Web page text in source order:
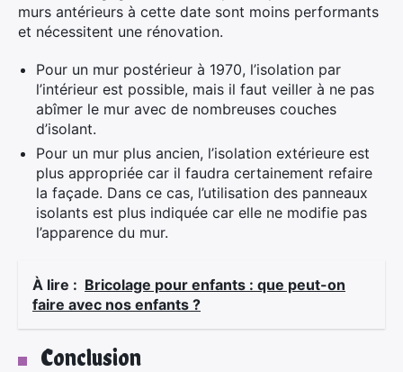
murs antérieurs à cette date sont moins performants
et nécessitent une rénovation.
Pour un mur postérieur à 1970, l’isolation par
l’intérieur est possible, mais il faut veiller à ne pas
abîmer le mur avec de nombreuses couches
d’isolant.
Pour un mur plus ancien, l’isolation extérieure est
plus appropriée car il faudra certainement refaire
la façade. Dans ce cas, l’utilisation des panneaux
isolants est plus indiquée car elle ne modifie pas
l’apparence du mur.
À lire : Bricolage pour enfants : que peut-on
faire avec nos enfants ?
Conclusion